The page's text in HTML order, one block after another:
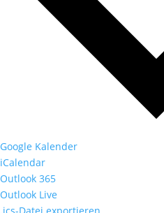
Google Kalender
iCalendar
Outlook 365
Outlook Live